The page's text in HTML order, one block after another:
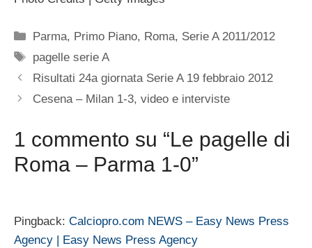
Categorie
Parma, Primo Piano, Roma, Serie A 2011/2012
Tag
pagelle serie A
Risultati 24a giornata Serie A 19 febbraio 2012
Cesena – Milan 1-3, video e interviste
1 commento su “Le pagelle di
Roma – Parma 1-0”
Pingback: Calciopro.com NEWS – Easy News Press
Agency | Easy News Press Agency